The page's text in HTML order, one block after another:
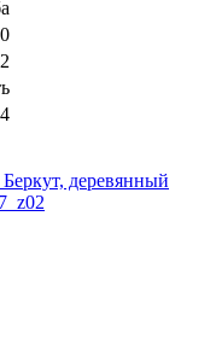
2
деревянный